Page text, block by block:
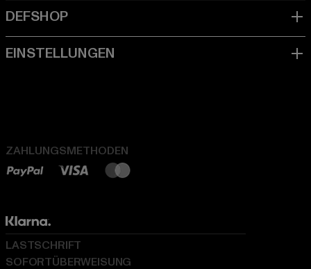
ZAHLUNGSMETHODEN
LASTSCHRIFT
SOFORTÜBERWEISUNG